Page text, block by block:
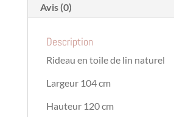
Avis (0)
Description
Rideau en toile de lin naturel
Largeur 104 cm
Hauteur 120 cm